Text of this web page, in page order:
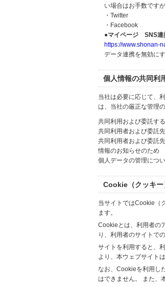
い場合はお手数です
・Twitter
・Facebook
●マイページ SNS連
https://www.shonan-
データ連携を無効に
個人情報の共同利
当社は必要に応じて、
は、当社の厳正な管理
共同利用および委託す
共同利用者および委託
共同利用者および委託
情報のお知らせのため
個人データの管理につ
Cookie（クッキー
当サイトではCookie（
ます。
Cookieとは、利用者の
り、利用者のサイトで
サイトを利用すると、
より、本ウェブサイト
なお、Cookieを利用し
はできません。 また、